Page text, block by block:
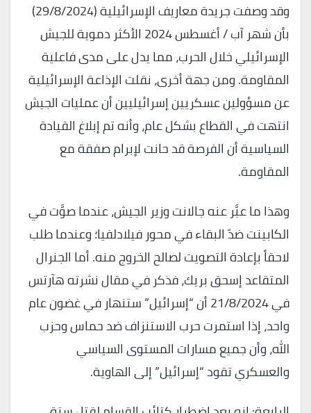
وقد وصفت جريدة معاريف الإسرائيلية (29/8/2024)
بأن شهر آب / أغسطس 2024 الأكثر دموية للجيش
الإسرائيلي خلال الحرب، مما يدل على مدى فاعلية
المقاومة. ومن جهة أخرى، نقلت الإذاعة الإسرائيلية
عن مسؤولين عسكريين إسرائيليين أن عمليات الجيش
انتهت في القطاع بشكل عام، وأنه تم إبلاغ القيادة
السياسية أن الفرصة قد حانت لإبرام صفقة مع
المقاومة.
وهذا ما عبَّر عنه جالانت وزير الجيش، عندما صوَّت في
الكابينت ضدّ البقاء في محور فيلادلفيا؛ وعندما طلب
لاحقاً بإعادة التصويت لصالح الخروج منه. أما الجنرال
المتقاعد إسحق بريك، فذكر في مقال نشرته هآرتس
في 21/8/2024 أن “إسرائيل” ستنهار في غضون عام
واحد، إذا استمرت حرب الاستنزاف ضد حماس وحزب
الله، وأن جميع مسارات المستوى السياسي
والعسكري تقود “إسرائيل” إلى الهاوية.